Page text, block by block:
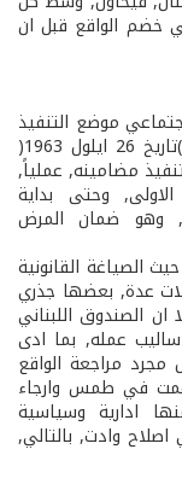
خضم الواقع قبل ان
موضع التنفيذ
في 1963 ونشر بموجب المرسوم رقم 13955 )تاريخ 26 ايلول 1963(
الرسمية ) 30/9/1963( لكن تنفيذ مضامينه, عملياً,
وحتى بداية
وهو ضمان المرض
الصياغة القانونية
عدة, بعضها جذري
ان الصندوق اللبناني
عمله, بما ادى
مراجعة الواقع
في طمس وارجاء
ادارية وسياسية
وادت, بالتالي,